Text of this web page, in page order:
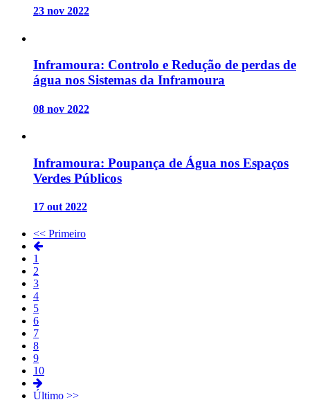
23 nov 2022
Inframoura: Controlo e Redução de perdas de
água nos Sistemas da Inframoura
08 nov 2022
Inframoura: Poupança de Água nos Espaços
Verdes Públicos
17 out 2022
<< Primeiro
1
2
3
4
5
6
7
8
9
10
Último >>